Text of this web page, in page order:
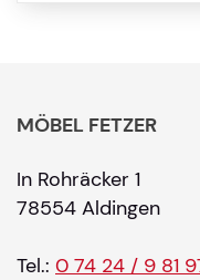
MÖBEL FETZER
In Rohräcker 1
78554 Aldingen
Tel.: 0 74 24 / 9 81